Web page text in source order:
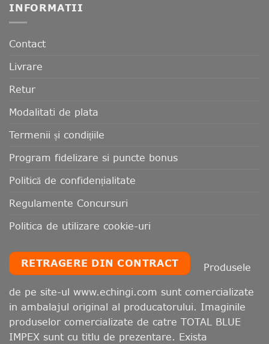
INFORMATII
Contact
Livrare
Retur
Modalitati de plata
Termenii și condițiile
Program fidelizare si puncte bonus
Politică de confidențialitate
Regulamente Concursuri
Politica de utilizare cookie-uri
RETRAGERE DIN CONTRACT
Produsele
de pe site-ul www.echingi.com sunt comercializate
in ambalajul original al producatorului. Imaginile
produselor comercializate de catre TOTAL BLUE
IMPEX sunt cu titlu de prezentare. Exista